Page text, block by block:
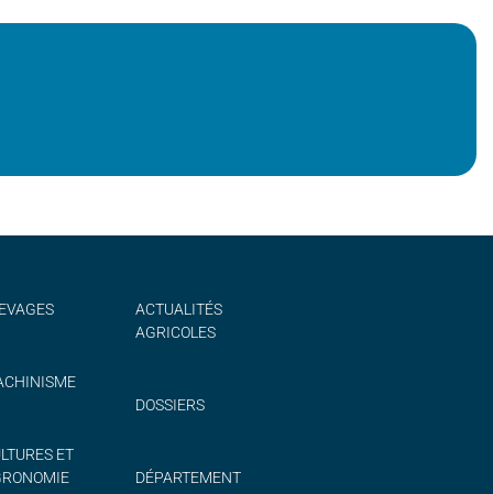
ET
ACTUALITÉS
AGRICOLES
DOSSIERS
DÉPARTEMENT